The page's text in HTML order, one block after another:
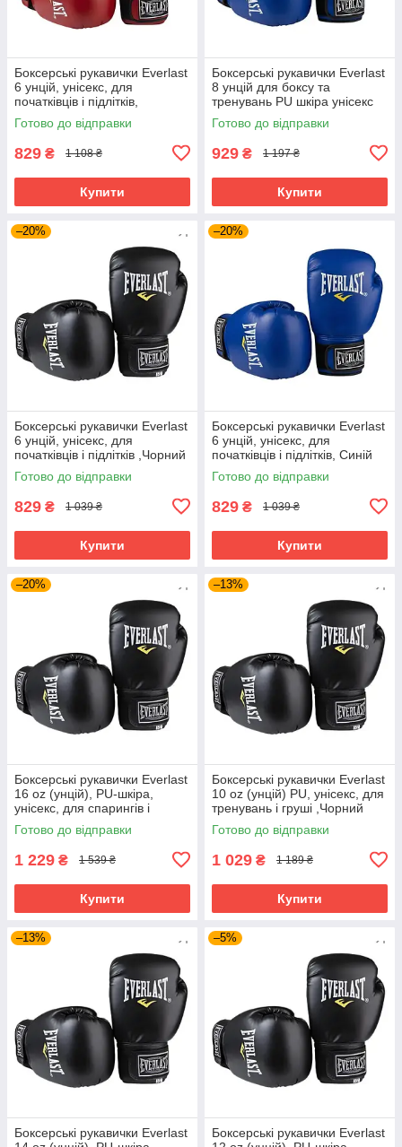
Боксерські рукавички Everlast
6 унцій, унісекс, для
початківців і підлітків,
Червоний (EF-0370-6-R)
Готово до відправки
829 ₴ 1 108 ₴
Купити
Боксерські рукавички Everlast
8 унцій для боксу та
тренувань PU шкіра унісекс
Синій (EF-0370-8-BL)
Готово до відправки
929 ₴ 1 197 ₴
Купити
–20%
Боксерські рукавички Everlast
6 унцій, унісекс, для
початківців і підлітків ,Чорний
(EF-0370-6-BK)
Готово до відправки
829 ₴ 1 039 ₴
Купити
–20%
Боксерські рукавички Everlast
6 унцій, унісекс, для
початківців і підлітків, Синій
(EF-0370-6-BL)
Готово до відправки
829 ₴ 1 039 ₴
Купити
–20%
Боксерські рукавички Everlast
16 oz (унцій), PU-шкіра,
унісекс, для спарингів і
тренувань ,Чорний (EF-0370-
16)
Готово до відправки
1 229 ₴ 1 539 ₴
Купити
–13%
Боксерські рукавички Everlast
10 oz (унцій) PU, унісекс, для
тренувань і груші ,Чорний
(EF-0370-10)
Готово до відправки
1 029 ₴ 1 189 ₴
Купити
–13%
Боксерські рукавички Everlast
–5%
Боксерські рукавички Everlast